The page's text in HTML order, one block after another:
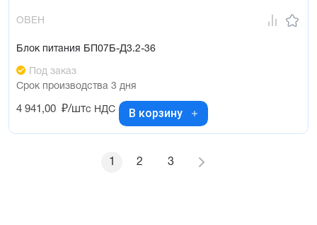
ОВЕН
Блок питания БП07Б-Д3.2-36
Под заказ
Срок производства 3 дня
4 941,00 ₽/штс НДС В корзину
1 2 3